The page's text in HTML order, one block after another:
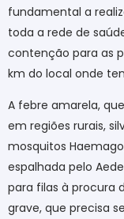
fundamental a
toda a rede de
contenção para as
km do local onde
A febre amarela,
em regiões rurais,
mosquitos
espalhada pelo
para filas à procura
grave, que precisa